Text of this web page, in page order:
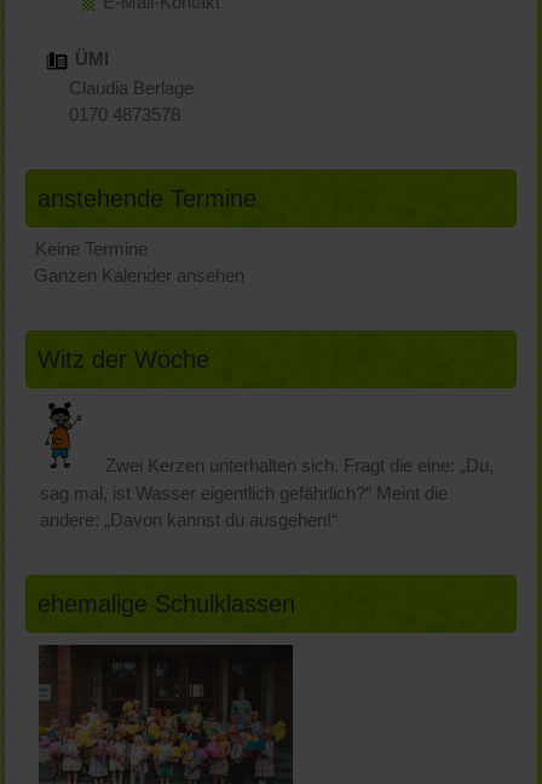
ÜMI
Claudia Berlage
0170 4873578
anstehende Termine
Keine Termine
Ganzen Kalender ansehen
Witz der Woche
Zwei Kerzen unterhalten sich. Fragt die eine: „Du,
sag mal, ist Wasser eigentlich gefährlich?“ Meint die
andere: „Davon kannst du ausgehen!“
ehemalige Schulklassen